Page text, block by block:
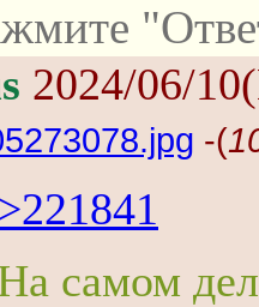
2024/06/
-(
самом